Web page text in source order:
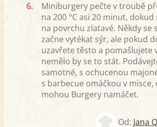
6.
Miniburgery pečte v troubě
na 200 °C asi 20 minut,
na povrchu zlatavé. Někdy se
začne vytékat sýr, ale pokud
uzavřete těsto a pomašlujete
nemělo by se to stát.
samotné, s ochucenou
s barbecue omáčkou v misce,
mohou Burgery namáčet.
Od: Jana